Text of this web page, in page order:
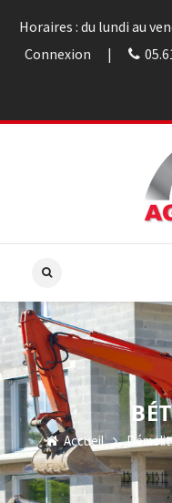
Horaires : du lundi au
Connexion
Accueil